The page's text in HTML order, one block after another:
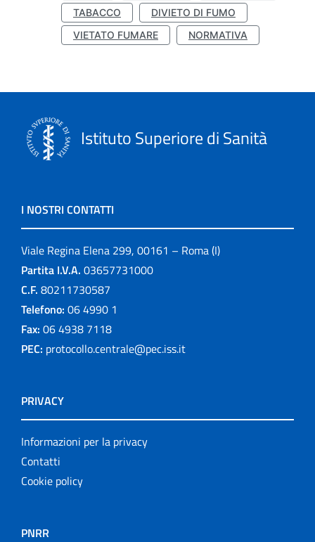
TABACCO
DIVIETO DI FUMO
VIETATO FUMARE
NORMATIVA
Istituto Superiore di Sanità
I NOSTRI CONTATTI
Viale Regina Elena 299, 00161 – Roma (I)
Partita I.V.A. 03657731000
C.F. 80211730587
Telefono: 06 4990 1
Fax: 06 4938 7118
PEC: protocollo.centrale@pec.iss.it
PRIVACY
Informazioni per la privacy
Contatti
Cookie policy
PNRR